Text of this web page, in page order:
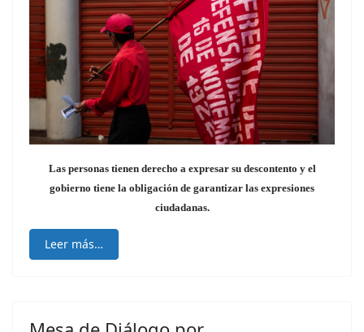
Las personas tienen derecho a expresar su descontento y el
gobierno tiene la obligación de garantizar las expresiones
ciudadanas.
Leer más…